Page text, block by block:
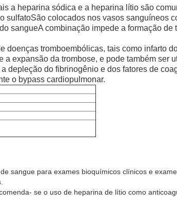
a heparina sódica e a heparina lítio são
colocados nos vasos sanguíneos
sangueA combinação impede a formação
doenças tromboembólicas, tais como infarto
expansão da trombose, e pode também ser
depleção do fibrinogênio e dos fatores de
o bypass cardiopulmonar.
sangue para exames bioquímicos clínicos e
se o uso de heparina de lítio como